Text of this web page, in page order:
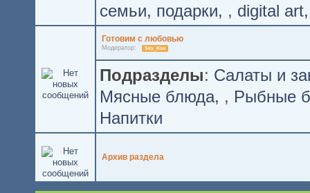
семьи, подарки
, digital art
Готовим с любовью
Модератор: Sky_Ksu
Подразделы: Салаты и
Мясные блюда , Рыбные
Напитки
Архив раздела